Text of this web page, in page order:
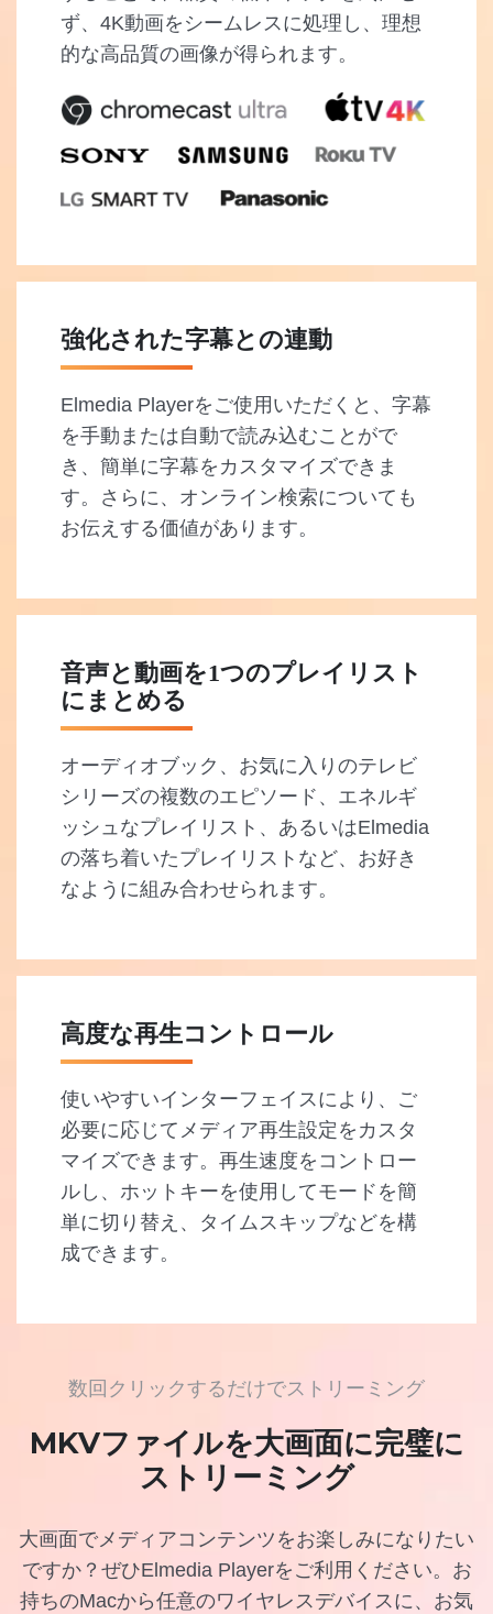
ず、4K動画をシームレスに処理し、理想
的な高品質の画像が得られます。
強化された字幕との連動
Elmedia Playerをご使用いただくと、字幕
を手動または自動で読み込むことがで
き、簡単に字幕をカスタマイズできま
す。さらに、オンライン検索についても
お伝えする価値があります。
音声と動画を1つのプレイリスト
にまとめる
オーディオブック、お気に入りのテレビ
シリーズの複数のエピソード、エネルギ
ッシュなプレイリスト、あるいはElmedia
の落ち着いたプレイリストなど、お好き
なように組み合わせられます。
高度な再生コントロール
使いやすいインターフェイスにより、ご
必要に応じてメディア再生設定をカスタ
マイズできます。再生速度をコントロー
ルし、ホットキーを使用してモードを簡
単に切り替え、タイムスキップなどを構
成できます。
数回クリックするだけでストリーミング
MKVファイルを大画面に完璧に
ストリーミング
大画面でメディアコンテンツをお楽しみになりたい
ですか？ぜひElmedia Playerをご利用ください。お
持ちのMacから任意のワイヤレスデバイスに、お気